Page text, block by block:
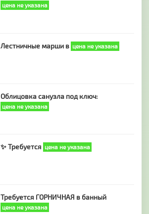
цена не указана
Лестничные марши в цена не указана
Облицовка санузла под ключ:
цена не указана
✨ Требуется цена не указана
Требуется ГОРНИЧНАЯ в банный
цена не указана